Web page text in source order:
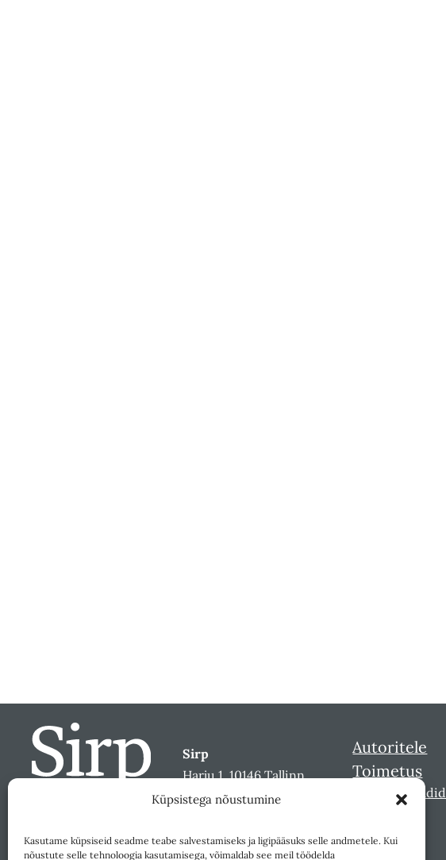
Küpsistega nõustumine
Kasutame küpsiseid seadme teabe salvestamiseks ja ligipääsuks selle andmetele. Kui
nõustute selle tehnoloogia kasutamisega, võimaldab see meil töödelda
Sirp
Harju 1, 10146 Tallinn
sirp@sirp.ee
Toeta
Autoritele
Toimetus
Sirbi laureaadid